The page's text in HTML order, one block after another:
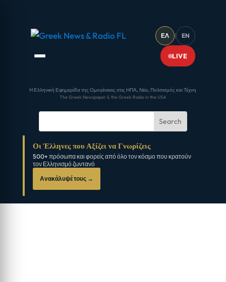
ΕΛ | EN
LIVE
Η Ελληνική Εφημερίδα της Ομογένειας στις ΗΠΑ, Νέα, Πολιτισμός και Τέχνη
The Greek Newspaper & the Greek Radio in the USA
Οι Έλληνες που Αξίζει να Γνωρίζεις
500+ πρόσωπα και φορείς από όλο τον κόσμο που κρατούν
τον Ελληνισμό ζωντανό
Ανακάλυψέ τους →